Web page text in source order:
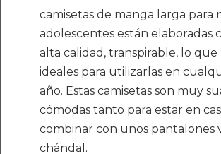
camisetas de manga larga para
adolescentes están elaboradas
alta calidad, transpirable, lo que
ideales para utilizarlas en
año. Estas camisetas son muy
cómodas tanto para estar en
combinar con unos pantalones
chándal.